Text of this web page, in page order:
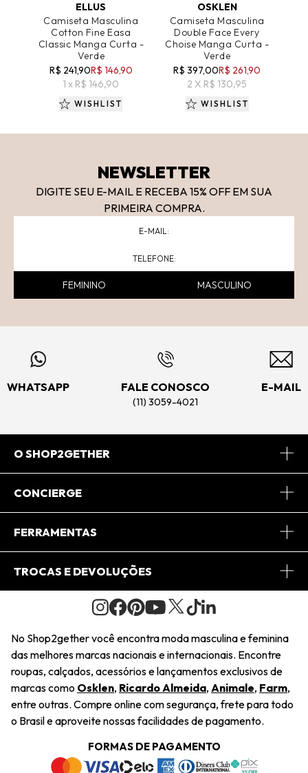
ELLUS
Camiseta Masculina
Cotton Fine Easa
Classic Manga Curta -
Verde
R$ 241,90R$ 146,90
1 x R$ 146,90
WISHLIST
OSKLEN
Camiseta Masculina
Double Face Every
Choise Manga Curta -
Verde
R$ 397,00R$ 261,90
2 X R$ 130,95
WISHLIST
NEWSLETTER
DIGITE SEU E-MAIL E RECEBA 15% OFF EM SUA
PRIMEIRA COMPRA.
FEMININO MASCULINO
WHATSAPP FALE CONOSCO
(11) 3059-4021
E-MAIL
O SHOP2GETHER
Sobre Nós
Journal
Saiu na Mídia
Sustentabilidade
Navegando
Termos e Condições
CONCIERGE
Central de Relacionamento
Regulamento e Promoções
FERRAMENTAS
Minha Conta
Pedido de Presente
Wishlist
TROCAS E DEVOLUÇÕES
Condições Gerais
Troca Fácil
Restituição de Pagamento
Dúvidas Frequentes
Termos e Condições
No Shop2gether você encontra moda masculina e feminina
das melhores marcas nacionais e internacionais. Encontre
roupas, calçados, acessórios e lançamentos exclusivos de
marcas como Osklen, Ricardo Almeida, Animale, Farm,
entre outras. Compre online com segurança, frete para todo
o Brasil e aproveite nossas facilidades de pagamento.
FORMAS DE PAGAMENTO